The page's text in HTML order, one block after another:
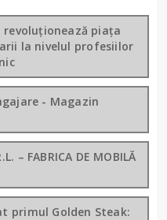
revoluționează piața
la nivelul profesiilor
- Magazin
– FABRICA DE MOBILĂ
primul Golden Steak: